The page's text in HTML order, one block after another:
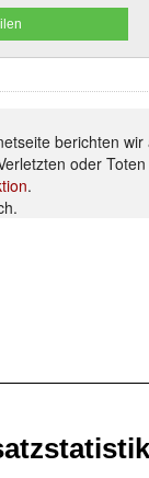
berichten
oder
.